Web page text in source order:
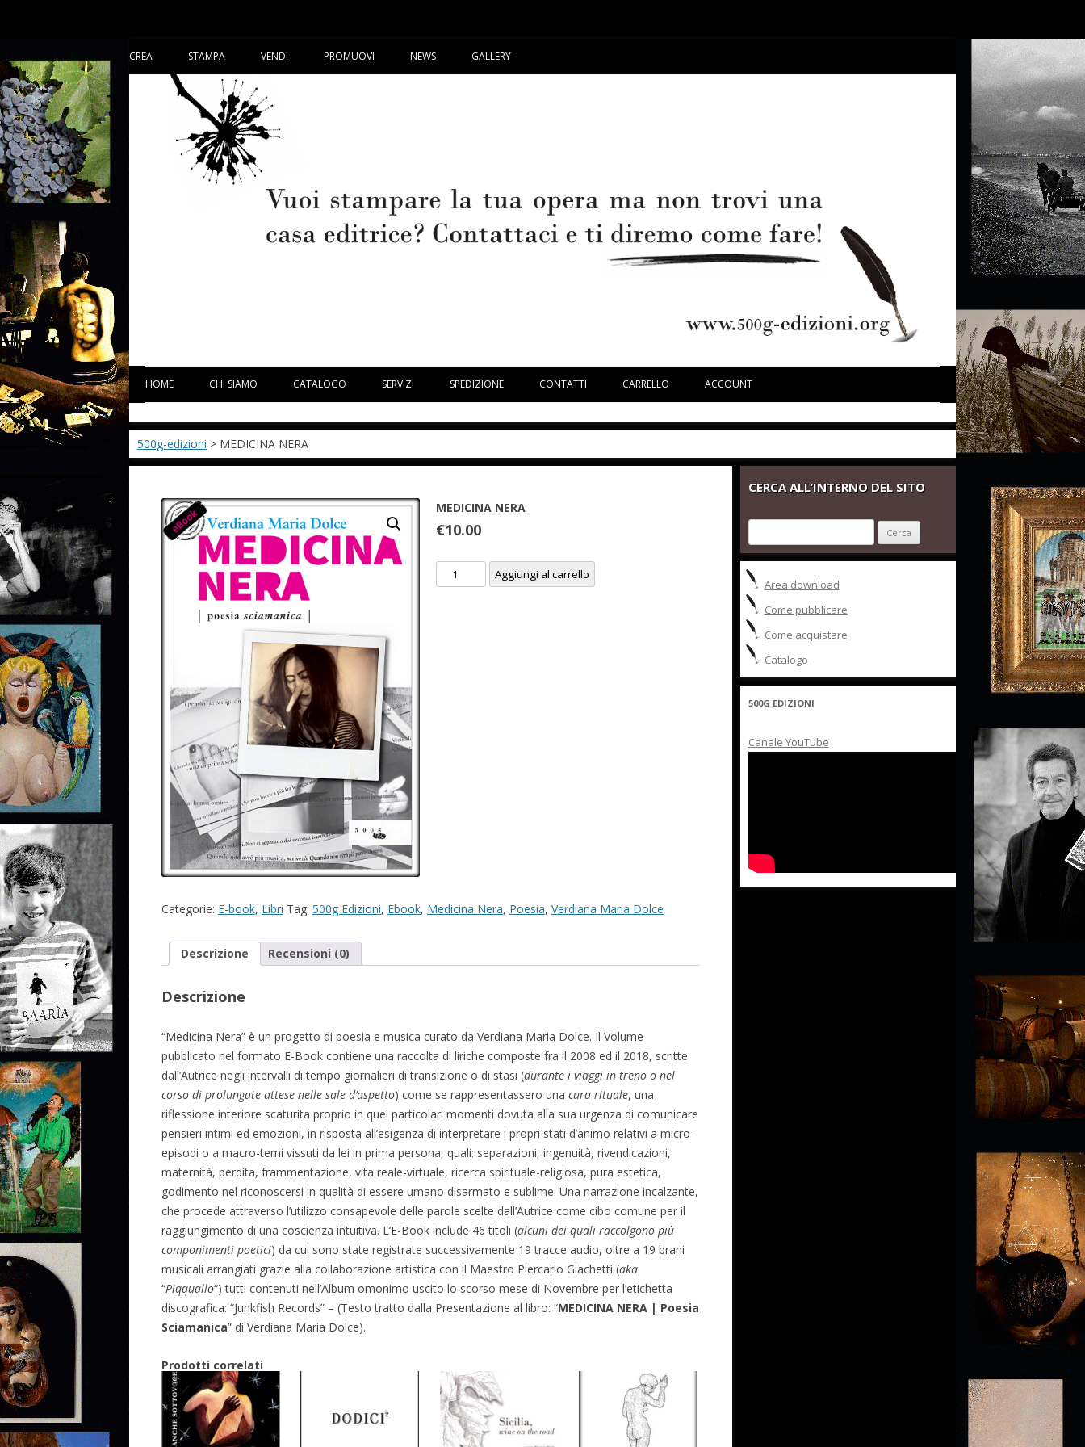
CREA STAMPA VENDI PROMUOVI NEWS GALLERY
Vai al contenuto
HOME CHI SIAMO CATALOGO SERVIZI SPEDIZIONE CONTATTI CARRELLO ACCOUNT
500g-edizioni > MEDICINA NERA
MEDICINA NERA
€10.00
MEDICINA
NERA
Aggiungi al carrello
Categorie: E-book, Libri Tag: 500g Edizioni, Ebook, Medicina Nera, Poesia, Verdiana Maria Dolce
Descrizione Recensioni (0)
Descrizione
“Medicina Nera” è un progetto di poesia e musica curato da Verdiana Maria Dolce. Il Volume
pubblicato nel formato E-Book contiene una raccolta di liriche composte fra il 2008 ed il 2018, scritte
dall’Autrice negli intervalli di tempo giornalieri di transizione o di stasi (durante i viaggi in treno o nel
corso di prolungate attese nelle sale d’aspetto) come se rappresentassero una cura rituale, una
riflessione interiore scaturita proprio in quei particolari momenti dovuta alla sua urgenza di comunicare
pensieri intimi ed emozioni, in risposta all’esigenza di interpretare i propri stati d’animo relativi a micro-
episodi o a macro-temi vissuti da lei in prima persona, quali: separazioni, ingenuità, rivendicazioni,
maternità, perdita, frammentazione, vita reale-virtuale, ricerca spirituale-religiosa, pura estetica,
godimento nel riconoscersi in qualità di essere umano disarmato e sublime. Una narrazione incalzante,
che procede attraverso l’utilizzo consapevole delle parole scelte dall’Autrice come cibo comune per il
raggiungimento di una coscienza intuitiva. L’E-Book include 46 titoli (alcuni dei quali raccolgono più
componimenti poetici) da cui sono state registrate successivamente 19 tracce audio, oltre a 19 brani
musicali arrangiati grazie alla collaborazione artistica con il Maestro Piercarlo Giachetti (aka
“Piqquallo“) tutti contenuti nell’Album omonimo uscito lo scorso mese di Novembre per l’etichetta
discografica: “Junkfish Records” – (Testo tratto dalla Presentazione al libro: “MEDICINA NERA | Poesia
Sciamanica” di Verdiana Maria Dolce).
Prodotti correlati
CERCA ALL’INTERNO DEL SITO
per:
Area download
Come pubblicare
Come acquistare
Catalogo
500G EDIZIONI
Canale YouTube